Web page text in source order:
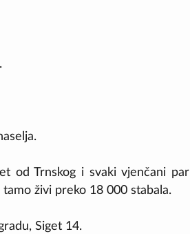
od Trnskog i svaki vjenčani par
živi preko 18 000 stabala.
Siget 14.